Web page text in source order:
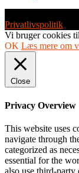
Privatlivspolitik
Vi bruger cookies
OK Læs mere om
Close
Privacy Overview
This website uses
navigate through
categorized as
essential for the
also use third-party